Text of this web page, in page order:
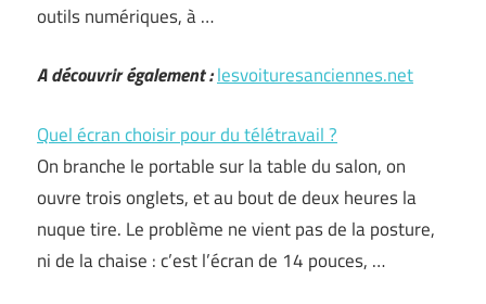
outils numériques, à …
A découvrir également :lesvoituresanciennes.net
Quel écran choisir pour du télétravail ?
On branche le portable sur la table du salon, on
ouvre trois onglets, et au bout de deux heures la
nuque tire. Le problème ne vient pas de la posture,
ni de la chaise : c’est l’écran de 14 pouces, …